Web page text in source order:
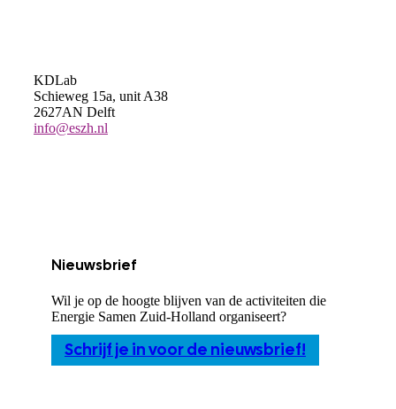
KDLab
Schieweg 15a, unit A38
2627AN Delft
info@eszh.nl
Nieuwsbrief
Wil je op de hoogte blijven van de activiteiten die
Energie Samen Zuid-Holland organiseert?
Schrijf je in voor de nieuwsbrief!